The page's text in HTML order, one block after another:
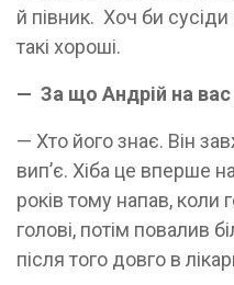
й півник. Хоч би
такі хороші.
— За що Андрій на вас
— Хто його знає. Він
вип’є. Хіба це вперше
років тому напав, коли
голові, потім повалив
після того довго в